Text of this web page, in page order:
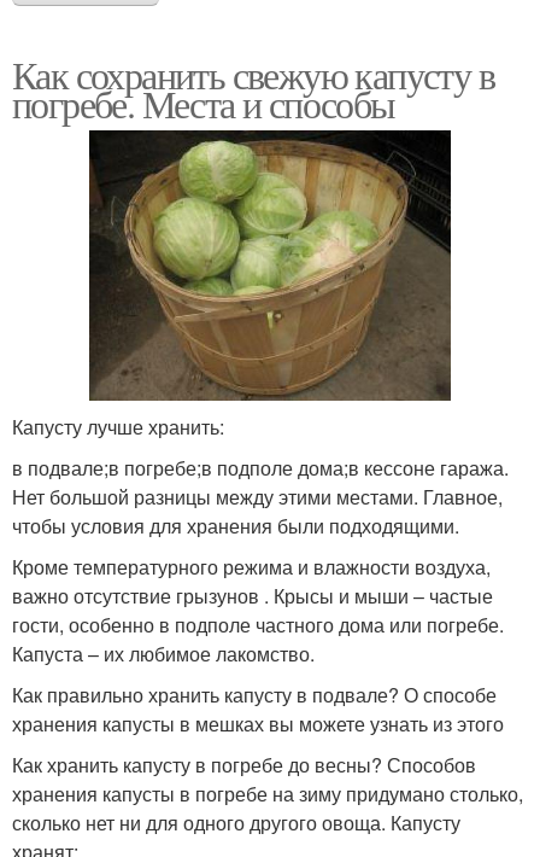
Как сохранить свежую капусту в
погребе. Места и способы
Капусту лучше хранить:
в подвале;в погребе;в подполе дома;в кессоне гаража.
Нет большой разницы между этими местами. Главное,
чтобы условия для хранения были подходящими.
Кроме температурного режима и влажности воздуха,
важно отсутствие грызунов . Крысы и мыши – частые
гости, особенно в подполе частного дома или погребе.
Капуста – их любимое лакомство.
Как правильно хранить капусту в подвале? О способе
хранения капусты в мешках вы можете узнать из этого
Как хранить капусту в погребе до весны? Способов
хранения капусты в погребе на зиму придумано столько,
сколько нет ни для одного другого овоща. Капусту